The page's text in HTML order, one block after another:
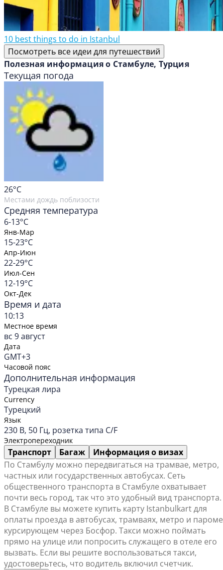
10 best things to do in Istanbul
Посмотреть все идеи для путешествий
Полезная информация о Стамбуле, Турция
Текущая погода
26°C
Местами дождь поблизости
Средняя температура
6-13°C
Янв-Мар
15-23°C
Апр-Июн
22-29°C
Июл-Сен
12-19°C
Окт-Дек
Время и дата
10:13
Местное время
вс 9 август
Дата
GMT+3
Часовой пояс
Дополнительная информация
Турецкая лира
Currency
Турецкий
Язык
230 В, 50 Гц, розетка типа C/F
Электропереходник
Транспорт Багаж
Информация о визах
По Стамбулу можно передвигаться на трамвае, метро,
частных или государственных автобусах. Сеть
общественного транспорта в Стамбуле охватывает
почти весь город, так что это удобный вид транспорта.
В Стамбуле вы можете купить карту Istanbulkart для
оплаты проезда в автобусах, трамваях, метро и
курсирующем через Босфор. Такси можно поймать
прямо на улице или попросить служащего в отеле его
вызвать. Если вы решите воспользоваться такси,
удостоверьтесь, что водитель включил счетчик.